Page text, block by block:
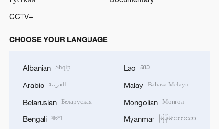
CCTV+
CHOOSE YOUR LANGUAGE
Albanian Shqip
Arabic العربية
Belarusian Беларуская
Bengali বাংলা
Lao ລາວ
Malay Bahasa Melayu
Mongolian Монгол
Myanmar မြန်မာဘာသာ